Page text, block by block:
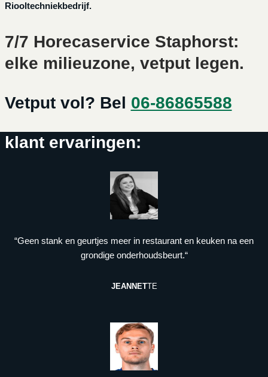
Riooltechniekbedrijf.
7/7 Horecaservice Staphorst:
elke milieuzone, vetput legen.
Vetput vol? Bel 06-86865588
klant ervaringen:
“Geen stank en geurtjes meer in restaurant en keuken na een
grondige onderhoudsbeurt.“
JEANNETTE